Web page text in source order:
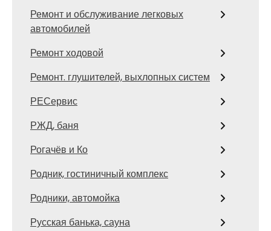
Ремонт и обслуживание легковых
автомобилей
Ремонт ходовой
Ремонт. глушителей, выхлопных систем
РЕСервис
РЖД, баня
Рогачёв и Ко
Родник, гостиничный комплекс
Родники, автомойка
Русская банька, сауна